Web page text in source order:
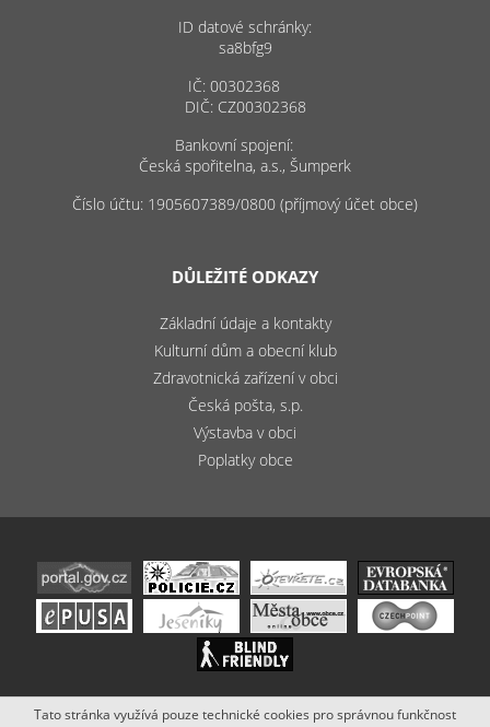
ID datové schránky:
sa8bfg9
IČ: 00302368
DIČ: CZ00302368
Bankovní spojení:
Česká spořitelna, a.s., Šumperk
Číslo účtu: 1905607389/0800 (příjmový účet obce)
DŮLEŽITÉ ODKAZY
Základní údaje a kontakty
Kulturní dům a obecní klub
Zdravotnická zařízení v obci
Česká pošta, s.p.
Výstavba v obci
Poplatky obce
Tato stránka využívá pouze technické cookies pro správnou funkčnost